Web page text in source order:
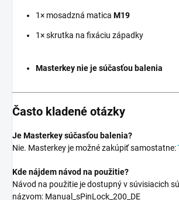
1× mosadzná matica M19
1× skrutka na fixáciu západky
Masterkey nie je súčasťou balenia
Často kladené otázky
Je Masterkey súčasťou balenia?
Nie. Masterkey je možné zakúpiť samostatne:
Kde nájdem návod na použitie?
Návod na použitie je dostupný v súvisiacich
názvom: Manual_sPinLock_200_DE